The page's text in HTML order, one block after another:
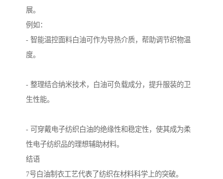
展。
例如：
- 智能温控面料白油可作为导热介质，帮助调节织物温
度。
- 整理结合纳米技术，白油可负载成分，提升服装的卫
生性能。
- 可穿戴电子纺织白油的绝缘性和稳定性，使其成为柔
性电子纺织品的理想辅助材料。
结语
7号白油制衣工艺代表了纺织在材料科学上的突破。